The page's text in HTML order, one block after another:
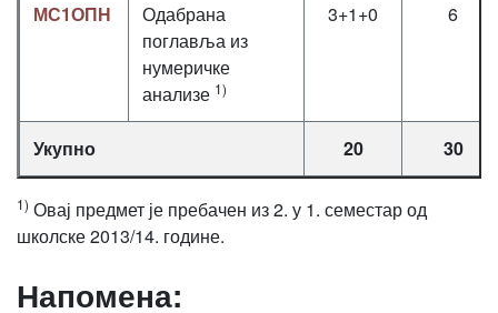
МС1ОПН
Одабрана
поглавља из
нумеричке
анализе 1)
3+1+0 6
Укупно 20 30
1) Овај предмет је пребачен из 2. у 1. семестар од
школске 2013/14. године.
Напомена: